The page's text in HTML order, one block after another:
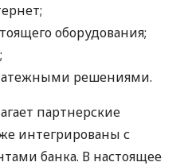
оборудования;
решениями.
партнерские
интегрированы с
банка. В настоящее